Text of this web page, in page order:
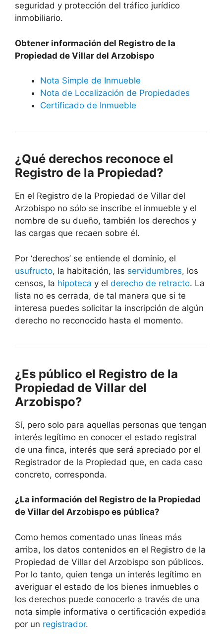
seguridad y protección del tráfico jurídico
inmobiliario.
Obtener información del Registro de la
Propiedad de Villar del Arzobispo
Nota Simple de Inmueble
Nota de Localización de Propiedades
Certificado de Inmueble
¿Qué derechos reconoce el
Registro de la Propiedad?
En el Registro de la Propiedad de Villar del
Arzobispo no sólo se inscribe el inmueble y el
nombre de su dueño, también los derechos y
las cargas que recaen sobre él.
Por ‘derechos’ se entiende el dominio, el
usufructo, la habitación, las servidumbres, los
censos, la hipoteca y el derecho de retracto. La
lista no es cerrada, de tal manera que si te
interesa puedes solicitar la inscripción de algún
derecho no reconocido hasta el momento.
¿Es público el Registro de la
Propiedad de Villar del
Arzobispo?
Sí, pero solo para aquellas personas que tengan
interés legítimo en conocer el estado registral
de una finca, interés que será apreciado por el
Registrador de la Propiedad que, en cada caso
concreto, corresponda.
¿La información del Registro de la Propiedad
de Villar del Arzobispo es pública?
Como hemos comentado unas líneas más
arriba, los datos contenidos en el Registro de la
Propiedad de Villar del Arzobispo son públicos.
Por lo tanto, quien tenga un interés legítimo en
averiguar el estado de los bienes inmuebles o
los derechos puede conocerlo a través de una
nota simple informativa o certificación expedida
por un registrador.